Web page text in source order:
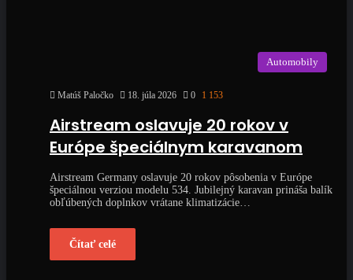
Automobily
Matúš Paločko 18. júla 2026 0 1 153
Airstream oslavuje 20 rokov v
Európe špeciálnym karavanom
Airstream Germany oslavuje 20 rokov pôsobenia v Európe
špeciálnou verziou modelu 534. Jubilejný karavan prináša balík
obľúbených doplnkov vrátane klimatizácie…
Čítať celé